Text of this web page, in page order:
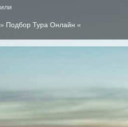
или
» Подбор Тура Онлайн «